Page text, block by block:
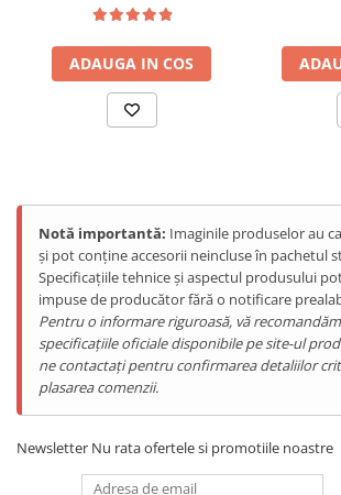
Tablete Doogee
Produse Hotwav
Telefoane Mobile Hotwav
Produse Unihertz
Produse Blackview
Telefoane Mobile Blackview
Tablete Blackview
Casti Audio Blackview
Produse Fossibot
Telefoane Mobile Fossibot
Tablete Fossibot
Produse Oukitel
Telefoane Mobile Oukitel
Tablete Oukitel
Conceput pentru profesioniști, Tank Mini
1TB), și performanță de înaltă eficiență
avansat Helio G99 Octa-Core.
Baterie puternică 5800mAh cu
Cu combinația unei baterii robuste de
încărcare rapidă 33W, poți folosi cu încredere
parcursul zilei fără să îți faci griji că bateria se va
ADAUGA IN COS
Notă importantă: Imaginile produselor au
și pot conține accesorii neincluse în pachetul
Specificațiile tehnice și aspectul produsului
impuse de producător fără o notificare
Pentru o informare riguroasă, vă
specificațiile oficiale disponibile pe site-ul
ne contactați pentru confirmarea detaliilor
plasarea comenzii.
Newsletter Nu rata ofertele si promotiile noastre